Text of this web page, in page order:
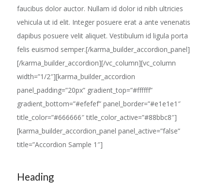
faucibus dolor auctor. Nullam id dolor id nibh ultricies
vehicula ut id elit. Integer posuere erat a ante venenatis
dapibus posuere velit aliquet. Vestibulum id ligula porta
felis euismod semper.[/karma_builder_accordion_panel]
[/karma_builder_accordion][/vc_column][vc_column
width=”1/2″][karma_builder_accordion
panel_padding=”20px” gradient_top=”#ffffff”
gradient_bottom=”#efefef” panel_border=”#e1e1e1″
title_color=”#666666″ title_color_active=”#88bbc8″]
[karma_builder_accordion_panel panel_active=”false”
title=”Accordion Sample 1″]
Heading